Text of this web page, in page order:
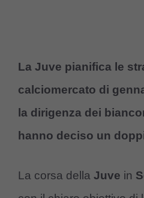
La Juve pianifica le
calciomercato di
la dirigenza dei
hanno deciso un
La corsa della Juve in